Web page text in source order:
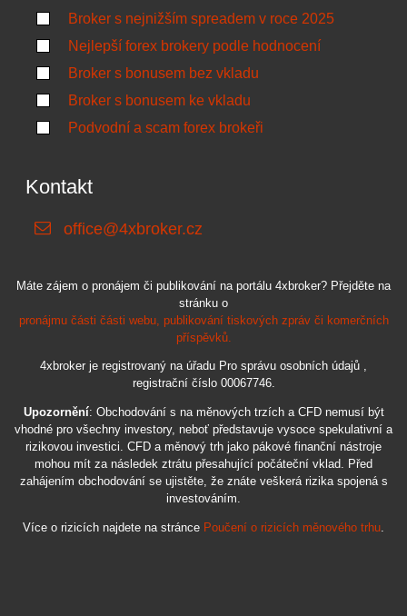
Broker s nejnižším spreadem v roce 2025
Nejlepší forex brokery podle hodnocení
Broker s bonusem bez vkladu
Broker s bonusem ke vkladu
Podvodní a scam forex brokeři
Kontakt
office@4xbroker.cz
Máte zájem o pronájem či publikování na portálu 4xbroker? Přejděte na
stránku o
pronájmu části části webu, publikování tiskových zpráv či komerčních
příspěvků.
4xbroker je registrovaný na úřadu Pro správu osobních údajů ,
registrační číslo 00067746.
Upozornění: Obchodování s na měnových trzích a CFD nemusí být
vhodné pro všechny investory, neboť představuje vysoce spekulativní a
rizikovou investici. CFD a měnový trh jako pákové finanční nástroje
mohou mít za následek ztrátu přesahující počáteční vklad. Před
zahájením obchodování se ujistěte, že znáte veškerá rizika spojená s
investováním.
Více o rizicích najdete na stránce Poučení o rizicích měnového trhu.